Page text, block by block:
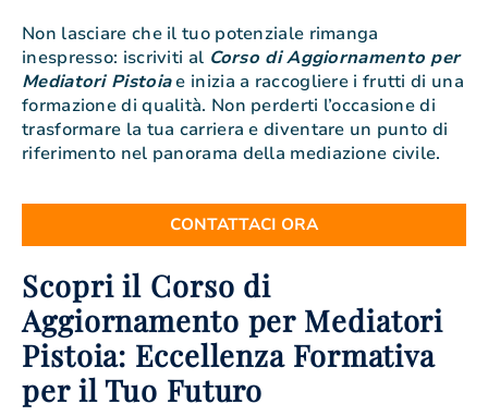
Non lasciare che il tuo potenziale rimanga
inespresso: iscriviti al Corso di Aggiornamento per
Mediatori Pistoiae inizia a raccogliere i frutti di una
formazione di qualità. Non perderti l’occasione di
trasformare la tua carriera e diventare un punto di
riferimento nel panorama della mediazione civile.
CONTATTACI ORA
Scopri il Corso di
Aggiornamento per Mediatori
Pistoia: Eccellenza Formativa
per il Tuo Futuro